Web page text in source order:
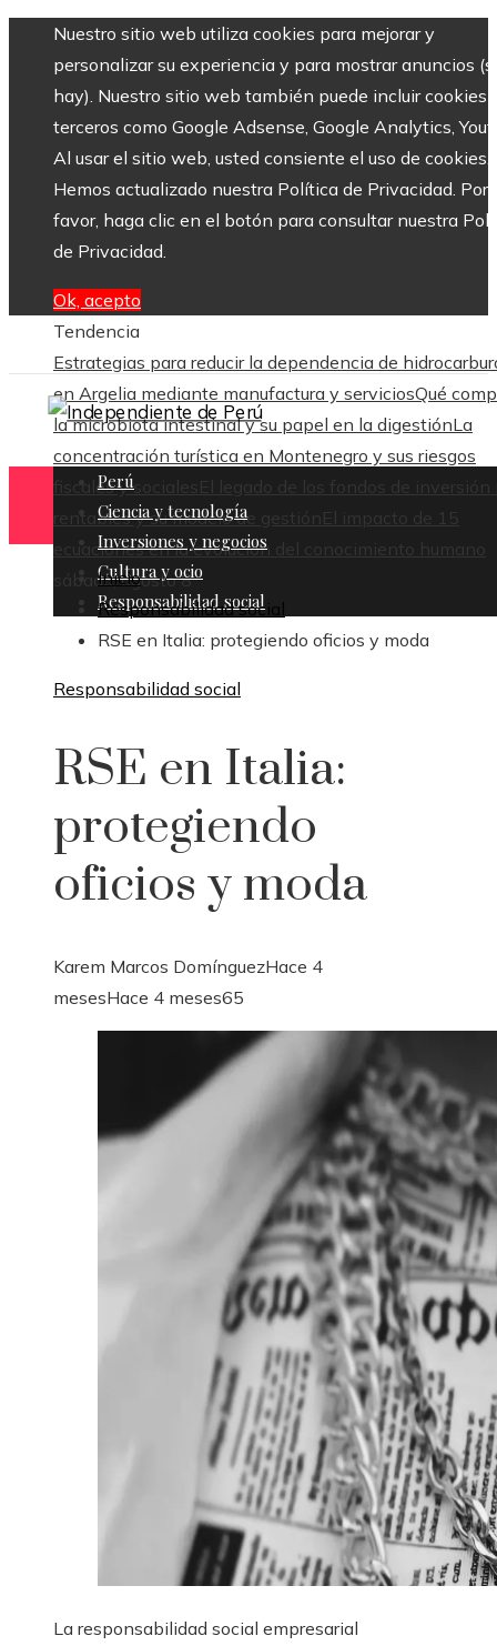
Nuestro sitio web utiliza cookies para mejorar y
personalizar su experiencia y para mostrar anuncios
hay). Nuestro sitio web también puede incluir cookies
terceros como Google Adsense, Google Analytics,
Al usar el sitio web, usted consiente el uso de cookies.
Hemos actualizado nuestra Política de Privacidad. Por
favor, haga clic en el botón para consultar nuestra
de Privacidad.
Ok, acepto
Tendencia
Estrategias para reducir la dependencia de
en Argelia mediante manufactura y serviciosQué
la microbiota intestinal y su papel en la digestiónLa
concentración turística en Montenegro y sus riesgos
fiscales y sociales
El legado de los fondos de inversión
rentables y su modelo de gestión
El impacto de 15
ecuaciones en la evolución del conocimiento humano
sábado, agosto 8
Perú
Ciencia y tecnología
Inversiones y negocios
Cultura y ocio
Responsabilidad social
Inicio
Responsabilidad social
RSE en Italia: protegiendo oficios y moda
Responsabilidad social
RSE en Italia:
protegiendo
oficios y moda
Karem Marcos DomínguezHace 4
mesesHace 4 meses65
La responsabilidad social empresarial